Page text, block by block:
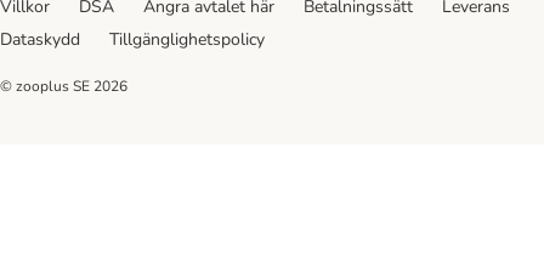
Villkor
DSA Ångra avtalet här Betalningssätt
Leverans
Dataskydd
Tillgänglighetspolicy
© zooplus SE 2026